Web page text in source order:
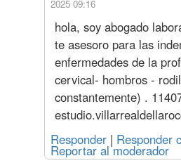
Especializado
Oficial
Medio Oficial
Ayudante
Sereno
Mes
Noviembre Oficial
Especializado
Hora
Oficial
Ayudante
Sereno
Mes
2025 09:16
hola, soy abogado
te asesoro para las
enfermedades de la
cervical- hombros -
constantemente) .
Responder | Responder
Reportar al moderador